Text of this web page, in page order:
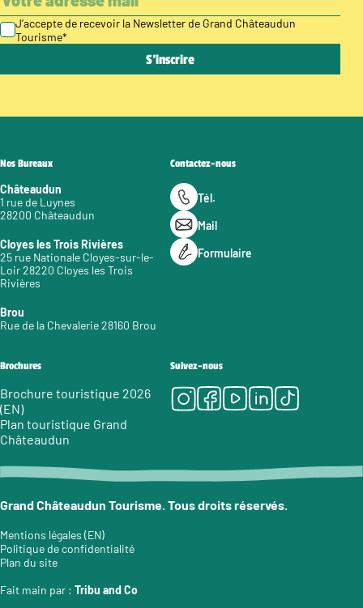
J’accepte de recevoir la Newsletter de Grand Châteaudun
Tourisme*
Nos Bureaux
Châteaudun
1 rue de Luynes
28200 Châteaudun
Cloyes les Trois Rivières
25 rue Nationale Cloyes-sur-le-
Loir 28220 Cloyes les Trois
Rivières
Brou
Rue de la Chevalerie 28160 Brou
Contactez-nous
Tél.
Mail
Formulaire
Brochures
Brochure touristique 2026
(EN)
Plan touristique Grand
Châteaudun
Suivez-nous
Instagram
Facebook
Youtube
LinkedIn
Tiktok
Grand Châteaudun Tourisme. Tous droits réservés.
Mentions légales (EN)
Politique de confidentialité
Plan du site
Fait main par : Tribu and Co